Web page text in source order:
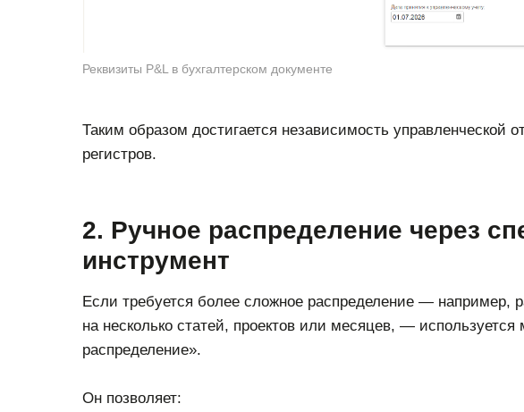
Реквизиты P&L в бухгалтерском документе
Таким образом достигается независимость управленческой
регистров.
2. Ручное распределение через
инструмент
Если требуется более сложное распределение — например,
на несколько статей, проектов или месяцев, —
распределение».
Он позволяет: